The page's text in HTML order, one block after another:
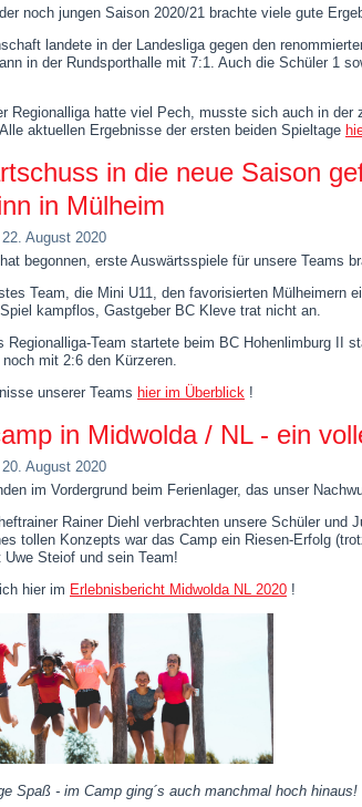
noch jungen Saison 2020/21 brachte viele gute
landete in der Landesliga gegen den
in der Rundsporthalle mit 7:1. Auch die Schüler 1
Regionalliga hatte viel Pech, musste sich auch in der
aktuellen Ergebnisse der ersten beiden Spieltage
in die neue Saison
in Mülheim
August 2020
begonnen, erste Auswärtsspiele für unsere Teams
Team, die Mini U11, den favorisierten Mülheimern
kampflos, Gastgeber BC Kleve trat nicht an.
Regionalliga-Team startete beim BC Hohenlimburg II
mit 2:6 den Kürzeren.
unserer Teams hier im Überblick !
in Midwolda / NL - ein
August 2020
im Vordergrund beim Ferienlager, das unser
Rainer Diehl verbrachten unsere Schüler und
tollen Konzepts war das Camp ein Riesen-Erfolg
Uwe Steiof und sein Team!
hier im Erlebnisbericht Midwolda NL 2020 !
Spaß - im Camp ging´s auch manchmal hoch hinaus!